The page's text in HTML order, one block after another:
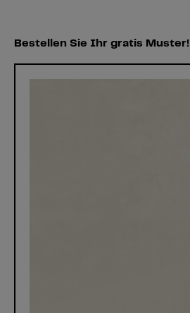
Bestellen Sie Ihr gratis Muster!